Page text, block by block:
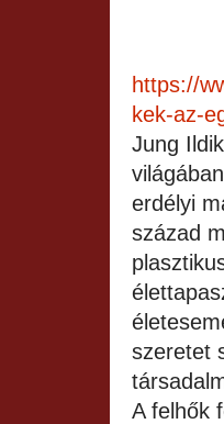
https://
kek-az-
Jung
erdélyi
század
szeretet
A felhők